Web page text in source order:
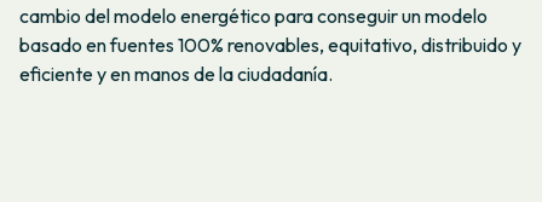
cambio del modelo energético para conseguir un modelo
basado en fuentes 100% renovables, equitativo, distribuido y
eficiente y en manos de la ciudadanía.